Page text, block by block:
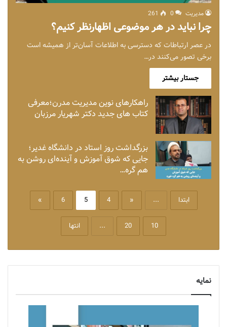
مدیریت 0
261
چرا نباید در هر موضوعی اظهارنظر کنیم؟
در عصر ارتباطات که دسترسی به اطلاعات آسان‌تر از همیشه است
برخی تصور می‌کنند در…
جستار بیشتر
راهکارهای نوین مدیریت مدرن؛معرفی
کتاب های جدید دکتر شهریار مرزبان
بزرگداشت روز استاد در دانشگاه غدیر؛
جایی که شوق آموزش و آینده‌ای روشن به
هم گره…
ابتدا ...
«
4
5
6
»
10
20
... انتها
نمایه